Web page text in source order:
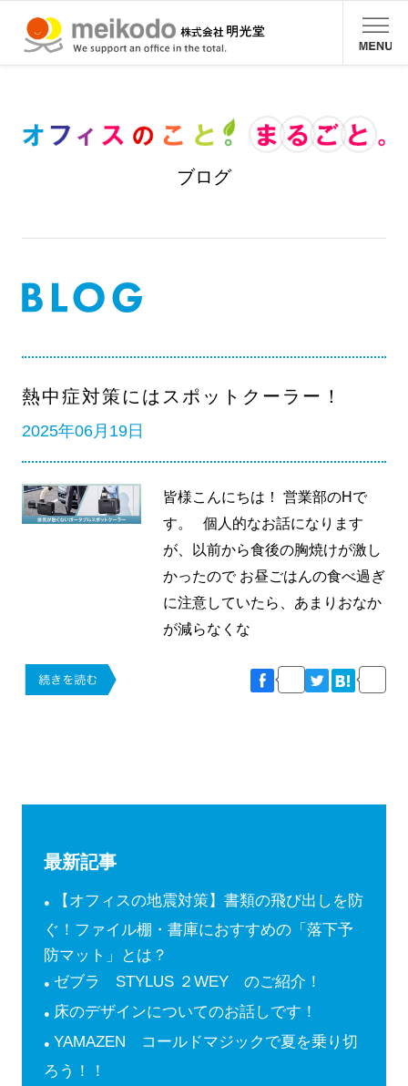
ブログ
熱中症対策にはスポットクーラー！
2025年06月19日
皆様こんにちは！ 営業部のHで
す。 個人的なお話になります
が、以前から食後の胸焼けが激し
かったので お昼ごはんの食べ過ぎ
に注意していたら、あまりおなか
が減らなくな
最新記事
【オフィスの地震対策】書類の飛び出しを防
ぐ！ファイル棚・書庫におすすめの「落下予
防マット」とは？
ゼブラ STYLUS ２WEY のご紹介！
床のデザインについてのお話しです！
YAMAZEN コールドマジックで夏を乗り切
ろう！！